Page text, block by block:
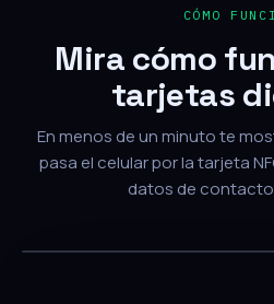
CÓMO
Mira cómo
tarjetas
En menos de un minuto te
pasa el celular por la tarjeta
datos de